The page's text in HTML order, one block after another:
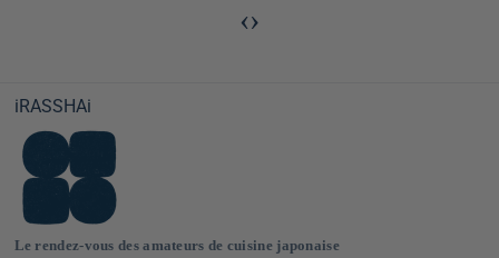
‹›
iRASSHAi
Le rendez-vous des amateurs de cuisine japonaise